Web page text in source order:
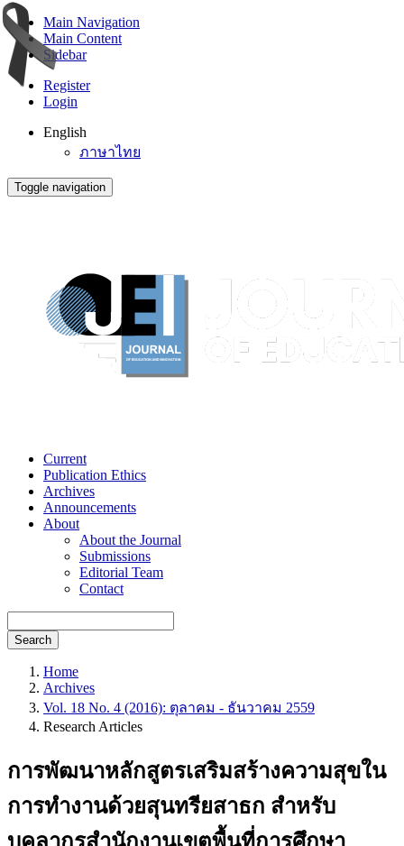
Main Navigation
Main Content
Sidebar
Register
Login
English
ภาษาไทย
Toggle navigation
Current
Publication Ethics
Archives
Announcements
About
About the Journal
Submissions
Editorial Team
Contact
Search
Home
Archives
Vol. 18 No. 4 (2016): ตุลาคม - ธันวาคม 2559
Research Articles
การพัฒนาหลักสูตรเสริมสร้างความสุขใน
การทำงานด้วยสุนทรียสาธก สำหรับ